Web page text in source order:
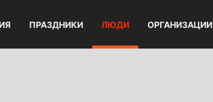
ПРАЗДНИКИ ЛЮДИ ОРГАНИЗАЦИИ